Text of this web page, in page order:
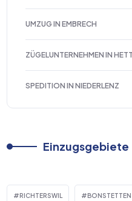
UMZUG IN EMBRECH
ZÜGELUNTERNEHMEN IN
SPEDITION IN NIEDERLENZ
Einzugsgebiete
RICHTERSWIL BONSTETTEN